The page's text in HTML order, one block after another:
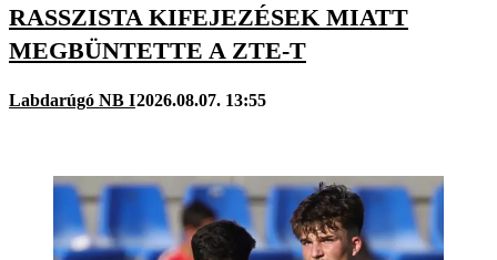
RASSZISTA KIFEJEZÉSEK MIATT
MEGBÜNTETTE A ZTE-T
Labdarúgó NB I2026.08.07. 13:55